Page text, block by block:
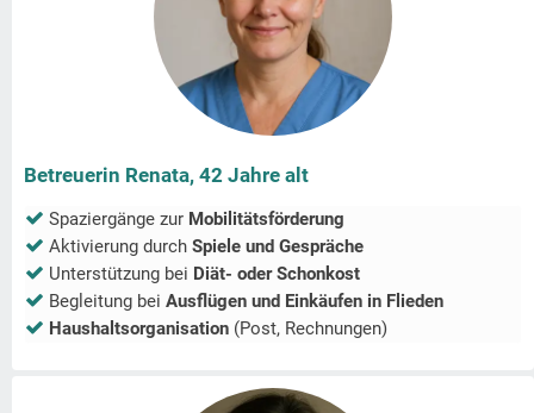
Betreuerin Renata, 42 Jahre alt
Spaziergänge zur Mobilitätsförderung
Aktivierung durch Spiele und Gespräche
Unterstützung bei Diät- oder Schonkost
Begleitung bei Ausflügen und Einkäufen in Flieden
Haushaltsorganisation (Post, Rechnungen)